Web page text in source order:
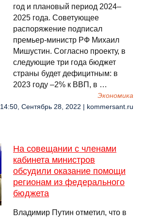
год и плановый период 2024–
2025 года. Советующее
распоряжение подписал
премьер-министр РФ Михаил
Мишустин. Согласно проекту, в
следующие три года бюджет
страны будет дефицитным: в
2023 году –2% к ВВП, в …
Экономика
14:50, Сентябрь 28, 2022 | kommersant.ru
На совещании с членами
кабинета министров
обсудили оказание помощи
регионам из федерального
бюджета
Владимир Путин отметил, что в